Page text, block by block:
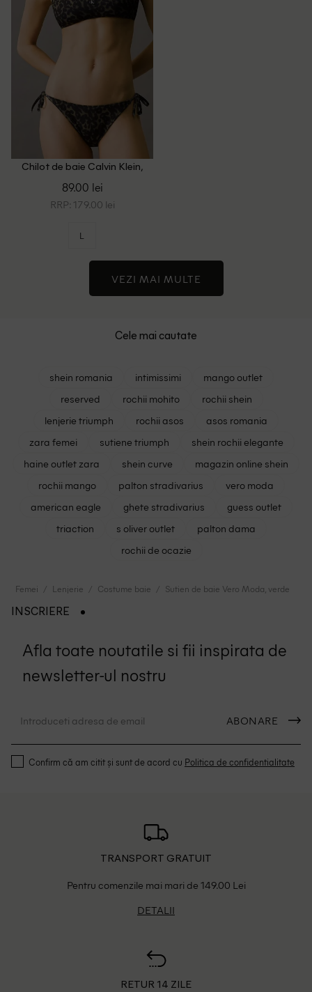
Chilot de baie Calvin Klein,
89.00 lei
RRP: 179.00 lei
L
VEZI MAI MULTE
Cele mai cautate
shein romania intimissimi
mango outlet
reserved
rochii mohito
rochii shein
lenjerie triumph
rochii asos
asos romania
zara femei
sutiene triumph
shein rochii elegante
haine outlet zara
shein curve
magazin online shein
rochii mango
palton stradivarius
vero moda
american eagle
ghete stradivarius
guess outlet
triaction
s oliver outlet
palton dama
rochii de ocazie
Femei Lenjerie Costume baie Sutien de baie Vero Moda, verde
INSCRIERE
Afla toate noutatile si fii inspirata de
newsletter-ul nostru
ABONARE
Confirm că am citit și sunt de acord cu Politica de confidentialitate
TRANSPORT GRATUIT
Pentru comenzile mai mari de 149.00 Lei
DETALII
RETUR 14 ZILE